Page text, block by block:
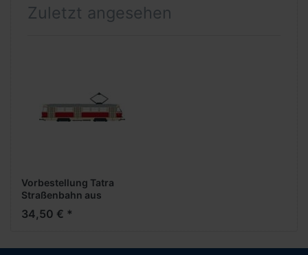
Zuletzt angesehen
Vorbestellung Tatra
Straßenbahn aus
Schwerin ***Neuheiten
Februar
34,50 € *